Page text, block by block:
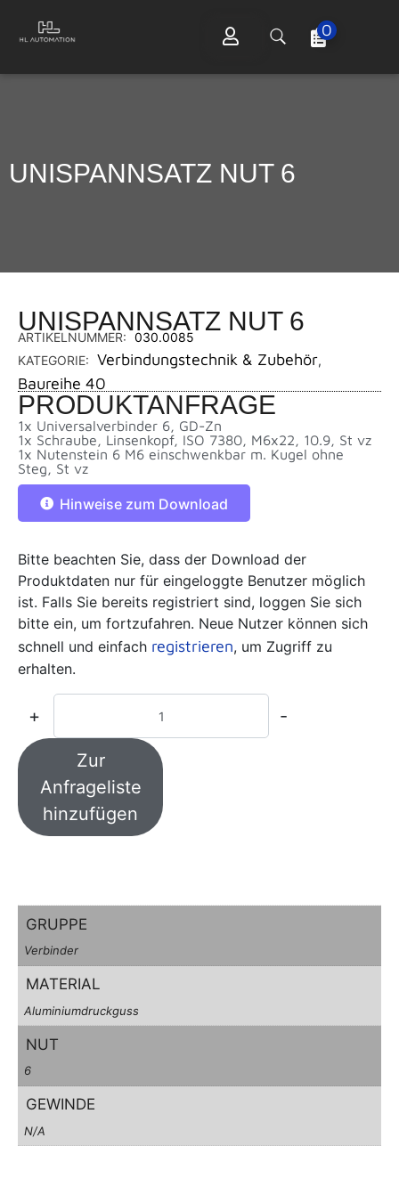
0
UNISPANNSATZ NUT 6
UNISPANNSATZ NUT 6
ARTIKELNUMMER: 030.0085
KATEGORIE: Verbindungstechnik & Zubehör,
Baureihe 40
PRODUKTANFRAGE
1x Universalverbinder 6, GD-Zn
1x Schraube, Linsenkopf, ISO 7380, M6x22, 10.9, St vz
1x Nutenstein 6 M6 einschwenkbar m. Kugel ohne
Steg, St vz
Hinweise zum Download
Bitte beachten Sie, dass der Download der
Produktdaten nur für eingeloggte Benutzer möglich
ist. Falls Sie bereits registriert sind, loggen Sie sich
bitte ein, um fortzufahren. Neue Nutzer können sich
schnell und einfach registrieren, um Zugriff zu
erhalten.
+ -
Zur
Anfrageliste
hinzufügen
GRUPPE
Verbinder
MATERIAL
Aluminiumdruckguss
NUT
6
GEWINDE
N/A